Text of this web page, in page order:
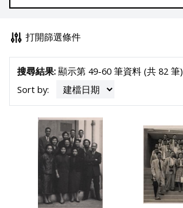
打開篩選條件
搜尋結果:顯示第 49-60 筆資料 (共 82 筆)
Sort by: